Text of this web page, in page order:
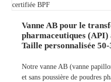
Vanne AB pour le
pharmaceutiques (API)
Taille personnalisée
Notre vanne AB (vanne
et sans poussière de poudres